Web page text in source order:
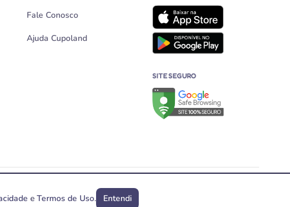
Fale Conosco
Ajuda Cupoland
SITE SEGURO
Verificação de site seguro no
expirar ou não funcionar a qualquer momento.
e Termos de Uso. Entendi